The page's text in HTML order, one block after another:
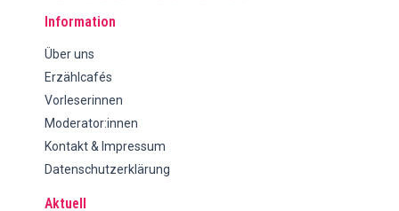
Information
Über uns
Erzählcafés
Vorleserinnen
Moderator:innen
Kontakt & Impressum
Datenschutzerklärung
Aktuell